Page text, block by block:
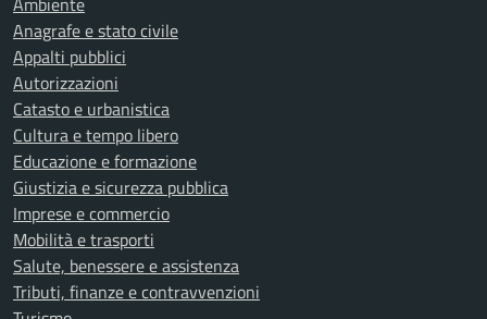
Anagrafe e stato civile
Appalti pubblici
Autorizzazioni
Catasto e urbanistica
Cultura e tempo libero
Educazione e formazione
Giustizia e sicurezza pubblica
Imprese e commercio
Mobilità e trasporti
Salute, benessere e assistenza
Tributi, finanze e contravvenzioni